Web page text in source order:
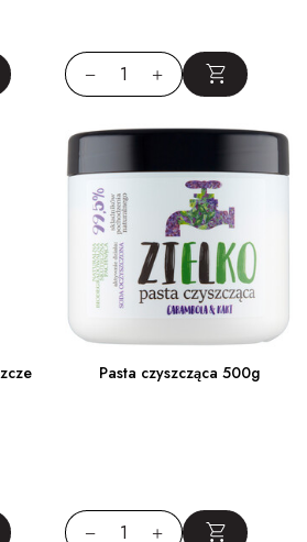
Pasta czyszcząca 500g